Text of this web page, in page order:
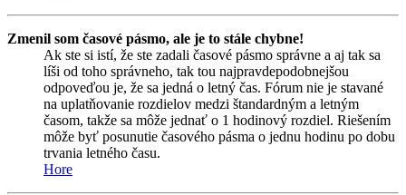
Zmenil som časové pásmo, ale je to stále chybne!
Ak ste si istí, že ste zadali časové pásmo správne a aj tak sa
líši od toho správneho, tak tou najpravdepodobnejšou
odpoveďou je, že sa jedná o letný čas. Fórum nie je stavané
na uplatňovanie rozdielov medzi štandardným a letným
časom, takže sa môže jednať o 1 hodinový rozdiel. Riešením
môže byť posunutie časového pásma o jednu hodinu po dobu
trvania letného času.
Hore